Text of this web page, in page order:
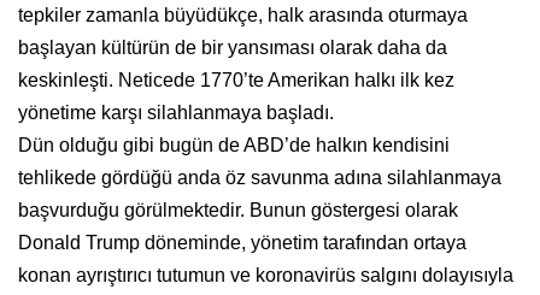
tepkiler zamanla büyüdükçe, halk arasında oturmaya
başlayan kültürün de bir yansıması olarak daha da
keskinleşti. Neticede 1770’te Amerikan halkı ilk kez
yönetime karşı silahlanmaya başladı.
Dün olduğu gibi bugün de ABD’de halkın kendisini
tehlikede gördüğü anda öz savunma adına silahlanmaya
başvurduğu görülmektedir. Bunun göstergesi olarak
Donald Trump döneminde, yönetim tarafından ortaya
konan ayrıştırıcı tutumun ve koronavirüs salgını dolayısıyla